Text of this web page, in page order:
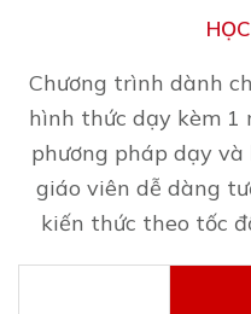
Chương trình dành
hình thức dạy kèm 1
phương pháp dạy và
giáo viên dễ dàng
kiến thức theo tốc